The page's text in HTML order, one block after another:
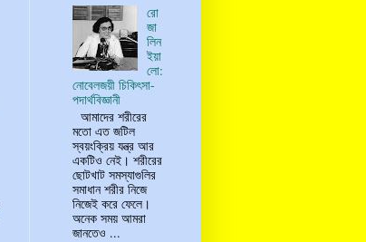
রো
জা
লিন
ইয়া
লো:
নোবেলজয়ী চিকিৎসা-
পদার্থবিজ্ঞানী
আমাদের শরীরের
মতো এত জটিল
স্বয়ংক্রিয় যন্ত্র আর
একটিও নেই। শরীরের
ছোটখাট সমস্যাগুলির
সমাধান শরীর নিজে
নিজেই করে ফেলে।
অনেক সময় আমরা
জানতেও ...